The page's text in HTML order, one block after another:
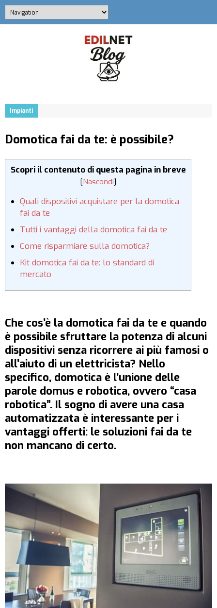
Impianti
Domotica fai da te: è possibile?
Scopri il contenuto di questa pagina in breve
[Nascondi]
Quali dispositivi acquistare per la domotica
fai da te
Tutti i vantaggi della domotica fai da te
Come risparmiare sulla domotica?
Kit domotica fai da te: lo standard di
mercato
Che cos’è la domotica fai da te e quando
è possibile sfruttare la potenza di alcuni
dispositivi senza ricorrere ai più famosi o
all’aiuto di un elettricista? Nello
specifico, domotica è l’unione delle
parole domus e robotica, ovvero “casa
robotica”. Il sogno di avere una casa
automatizzata è interessante per i
vantaggi offerti: le soluzioni fai da te
non mancano di certo.